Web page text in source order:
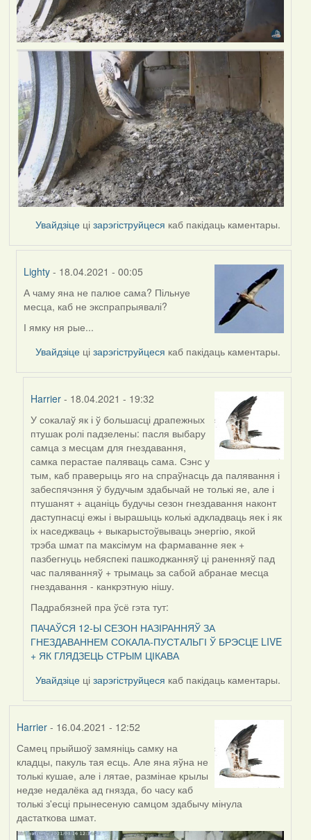
Увайдзіце цізарэгіструйцеся каб пакідаць каментары.
Lighty - 18.04.2021 - 00:05
In
reply
to
Harrier
А чаму яна не палюе сама? Пільнуе
месца, каб не экспрапрыявалі?
І ямку ня рые...
Увайдзіце цізарэгіструйцеся каб пакідаць каментары.
Harrier - 18.04.2021 - 19:32
In
reply
to
by
Lighty
У сокалаў як і ў большасці драпежных
птушак ролі падзелены: пасля выбару
самца з месцам для гнездавання,
самка перастае паляваць сама. Сэнс у
тым, каб праверыць яго на спраўнасць да палявання і
забеспячэння ў будучым здабычай не толькі яе, але і
птушанят + ацаніць будучы сезон гнездавання наконт
даступнасці ежы і вырашыць колькі адкладваць яек і як
іх наседжваць + выкарыстоўвываць энергію, якой
трэба шмат па максімум на фармаванне яек +
пазбегнуць небяспекі пашкоджанняў ці раненняў пад
час паляванняў + трымаць за сабой абранае месца
гнездавання - канкрэтную нішу.
Падрабязней пра ўсё гэта тут:
ПАЧАЎСЯ 12-Ы СЕЗОН НАЗІРАННЯЎ ЗА
ГНЕЗДАВАННЕМ СОКАЛА-ПУСТАЛЬГІ Ў БРЭСЦЕ LIVE
+ ЯК ГЛЯДЗЕЦЬ СТРЫМ ЦІКАВА
Увайдзіце цізарэгіструйцеся каб пакідаць каментары.
Harrier- 16.04.2021 - 12:52
Самец прыйшоў замяніць самку на
кладцы, пакуль тая есць. Але яна яўна не
толькі кушае, але і лятае, размінае крылы
недзе недалёка ад гнязда, бо часу каб
толькі з'есці прынесеную самцом здабычу мінула
дастаткова шмат.